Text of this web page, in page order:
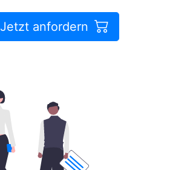
Jetzt anfordern